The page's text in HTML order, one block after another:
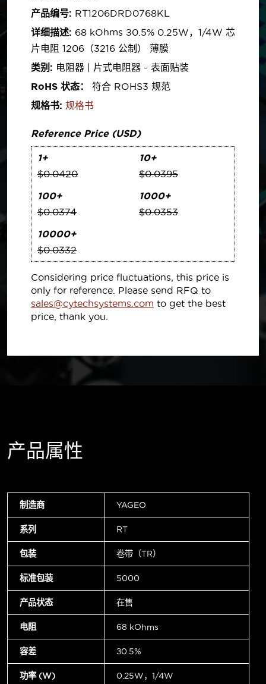
产品编号: RT1206DRD0768KL
详细描述: 68 kOhms ±0.5% 0.25W，1/4W 芯
片电阻 1206（3216 公制） 薄膜
类别: 电阻器 | 片式电阻器 - 表面贴装
RoHS 状态：
符合 ROHS3 规范
规格书: 规格书
Reference Price (USD)
1+
$0.0420
10+
$0.0395
100+
$0.0374
1000+
$0.0353
10000+
$0.0332
Considering price fluctuations, this price is
only for reference. Please send RFQ to
sales@cytechsystems.com to get the best
price, thank you.
产品属性
制造商 YAGEO
系列 RT
包装 卷带（TR）
标准包装 5000
产品状态 在售
电阻 68 kOhms
容差 ±0.5%
功率 (W) 0.25W，1/4W